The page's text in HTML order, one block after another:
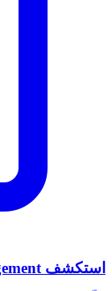
استكشف Admission Management بالتفصيل